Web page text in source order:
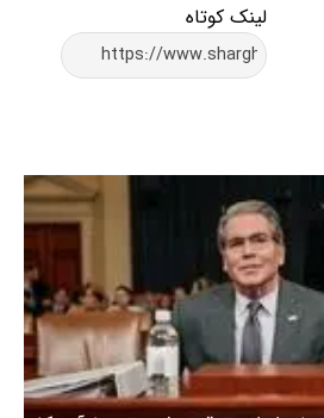
لینک کوتاه